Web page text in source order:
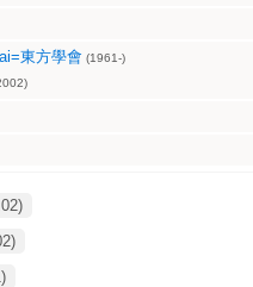
東方學會 (1961-)